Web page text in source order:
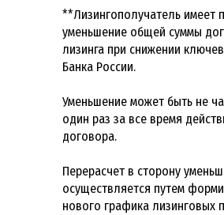
**Лизингополучатель имеет
уменьшение общей суммы
лизинга при снижении
Банка России.
Уменьшение может быть не
один раз за все время
договора.
Перерасчет в сторону
осуществляется путем
нового графика лизинговых